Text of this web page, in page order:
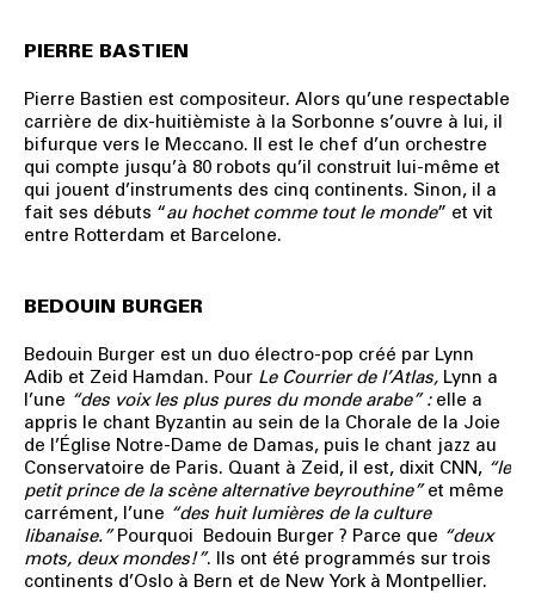
PIERRE BASTIEN
Pierre Bastien est compositeur. Alors qu’une respectable
carrière de dix-huitièmiste à la Sorbonne s’ouvre à lui, il
bifurque vers le Meccano. Il est le chef d’un orchestre
qui compte jusqu’à 80 robots qu’il construit lui-même et
qui jouent d’instruments des cinq continents. Sinon, il a
fait ses débuts “au hochet comme tout le monde” et vit
entre Rotterdam et Barcelone.
BEDOUIN BURGER
Bedouin Burger est un duo électro-pop créé par Lynn
Adib et Zeid Hamdan. Pour Le Courrier de l’Atlas, Lynn a
l’une “des voix les plus pures du monde arabe” : elle a
appris le chant Byzantin au sein de la Chorale de la Joie
de l’Église Notre-Dame de Damas, puis le chant jazz au
Conservatoire de Paris. Quant à Zeid, il est, dixit CNN, “le
petit prince de la scène alternative beyrouthine”et même
carrément, l’une “des huit lumières de la culture
libanaise.”Pourquoi Bedouin Burger ? Parce que “deux
mots, deux mondes!”. Ils ont été programmés sur trois
continents d’Oslo à Bern et de New York à Montpellier.